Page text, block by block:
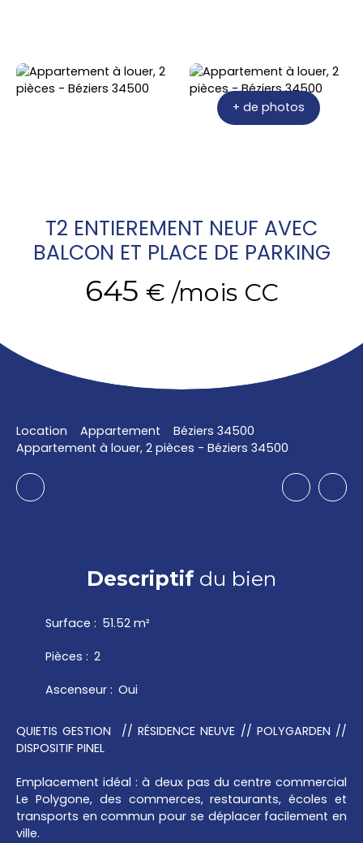
+ de photos
T2 ENTIEREMENT NEUF AVEC
BALCON ET PLACE DE PARKING
645 € /mois CC
Location Appartement
Béziers 34500
Appartement à louer, 2 pièces - Béziers 34500
Descriptifdu bien
Surface : 51.52 m²
Pièces : 2
Ascenseur : Oui
QUIETIS GESTION // RÉSIDENCE NEUVE // POLYGARDEN //
DISPOSITIF PINEL
Emplacement idéal : à deux pas du centre commercial
Le Polygone, des commerces, restaurants, écoles et
transports en commun pour se déplacer facilement en
ville.